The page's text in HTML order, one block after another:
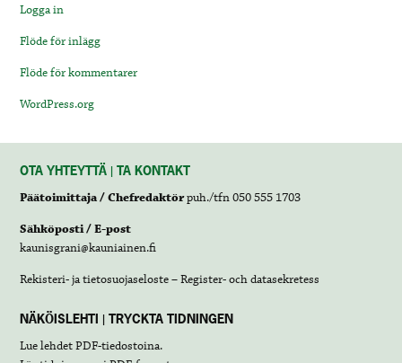
Logga in
Flöde för inlägg
Flöde för kommentarer
WordPress.org
OTA YHTEYTTÄ | TA KONTAKT
Päätoimittaja / Chefredaktörpuh./tfn 050 555 1703
Sähköposti / E-post
kaunisgrani@kauniainen.fi
Rekisteri- ja tietosuojaseloste – Register- och datasekretess
NÄKÖISLEHTI | TRYCKTA TIDNINGEN
Lue lehdetPDF-tiedostoina.